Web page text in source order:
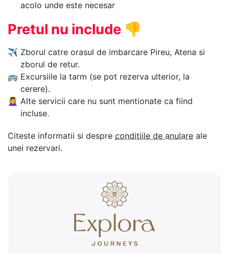
acolo unde este necesar
Pretul nu include 👎
✈ Zborul catre orasul de imbarcare Pireu, Atena si
zborul de retur.
🚌 Excursiile la tarm (se pot rezerva ulterior, la
cerere).
💆‍♀️ Alte servicii care nu sunt mentionate ca fiind
incluse.
Citeste informatii si despre conditiile de anulare ale
unei rezervari.